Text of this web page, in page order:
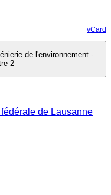
vCard
de l'environnement -
2